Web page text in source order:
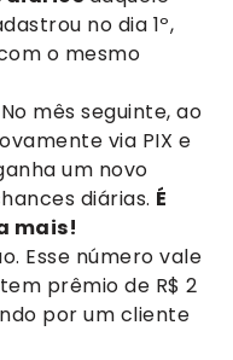
no dia 1º,
o mesmo
No mês seguinte, ao
via PIX e
um novo
diárias. É
mais!
Esse número vale
prêmio de R$ 2
por um cliente